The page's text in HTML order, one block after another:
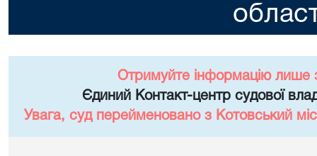
Отримуйте інформацію лише
Єдиний Контакт-центр судової
Увага, суд перейменовано з Котовський